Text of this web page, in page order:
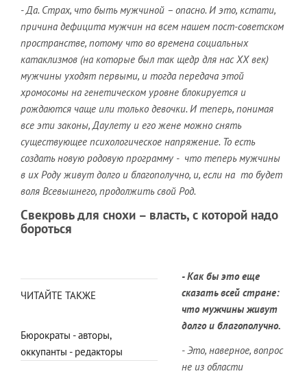
- Да. Страх, что быть мужчиной – опасно. И это, кстати,
причина дефицита мужчин на всем нашем пост-советском
пространстве, потому что во времена социальных
катаклизмов (на которые был так щедр для нас ХХ век)
мужчины уходят первыми, и тогда передача этой
хромосомы на генетическом уровне блокируется и
рождаются чаще или только девочки. И теперь, понимая
все эти законы, Даулету и его жене можно снять
существующее психологическое напряжение. То есть
создать новую родовую программу - что теперь мужчины
в их Роду живут долго и благополучно, и, если на то будет
воля Всевышнего, продолжить свой Род.
Свекровь для снохи – власть, с которой надо
бороться
ЧИТАЙТЕ ТАКЖЕ
Бюрократы - авторы,
оккупанты - редакторы
- Как бы это еще
сказать всей стране:
что мужчины живут
долго и благополучно.
- Это, наверное, вопрос
не из области